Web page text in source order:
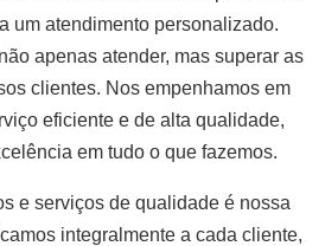
um atendimento personalizado.
apenas atender, mas superar as
clientes. Nos empenhamos em
eficiente e de alta qualidade,
em tudo o que fazemos.
e serviços de qualidade é nossa
integralmente a cada cliente,